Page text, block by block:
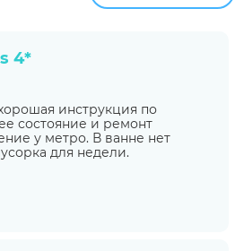
4*
инструкция по
состояние и ремонт
у метро. В ванне нет
для недели.